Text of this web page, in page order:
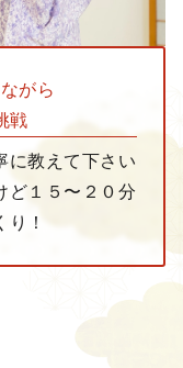
がら
戦
に教えて下さい
ど１５〜２０分
！